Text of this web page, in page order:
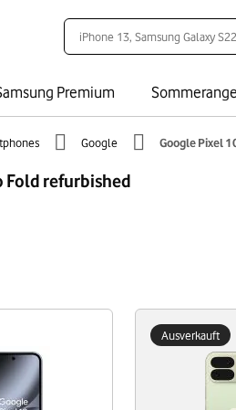
Premium
Google Google Pixel
Fold refurbished
Ausverkauft